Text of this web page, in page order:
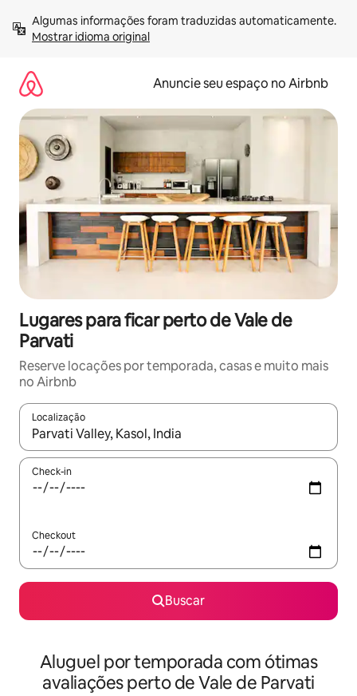
para
Mostrar idioma original
Anuncie seu espaço no Airbnb
Lugares para ficar perto de Vale de
Parvati
Reserve locações por temporada, casas e muito mais
no Airbnb
Localização
Quando os resultados estiverem disponíveis, explore-os
Check-in
Checkout
Buscar
Aluguel por temporada com ótimas
avaliações perto de Vale de Parvati